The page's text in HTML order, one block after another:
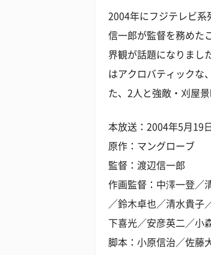
2004年にフジテレビ系
信一郎が監督を務めた
界観が話題になりまし
はアクロバティックな
た、2人と強敵・刈屋
本放送：2004年5月19
原作：マングローブ
監督：渡辺信一郎
作画監督：中澤一登／
／鈴木卓也／清水貴子
下喜光／安彦英二／小
脚本：小原信治／佐藤